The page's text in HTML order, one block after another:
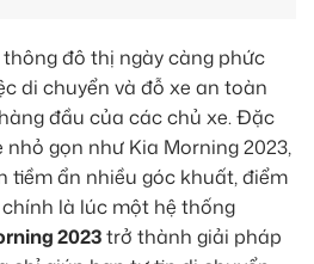
đô thị ngày càng phức
di chuyển và đỗ xe an toàn
đầu của các chủ xe. Đặc
gọn như Kia Morning 2023,
tiềm ẩn nhiều góc khuất, điểm
là lúc một hệ thống
2023trở thành giải pháp